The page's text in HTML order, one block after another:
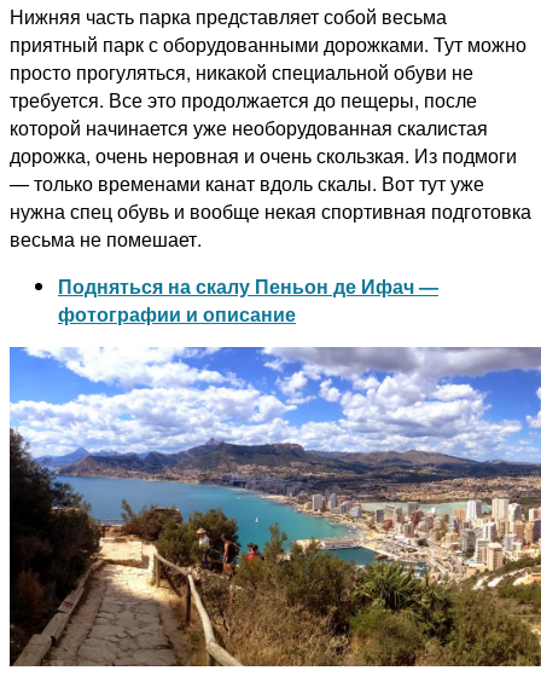
Нижняя часть парка представляет собой весьма
приятный парк с оборудованными дорожками. Тут можно
просто прогуляться, никакой специальной обуви не
требуется. Все это продолжается до пещеры, после
которой начинается уже необорудованная скалистая
дорожка, очень неровная и очень скользкая. Из подмоги
— только временами канат вдоль скалы. Вот тут уже
нужна спец обувь и вообще некая спортивная подготовка
весьма не помешает.
Подняться на скалу Пеньон де Ифач —
фотографии и описание